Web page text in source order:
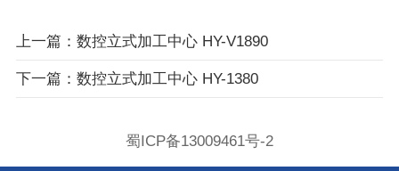
上一篇：数控立式加工中心 HY-V1890
下一篇：数控立式加工中心 HY-1380
蜀ICP备13009461号-2